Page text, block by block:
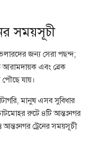
সময়সূচী
জন্য সেরা পছন্দ;
আরামদায়ক এবং ব্রেক
যায়।
মানুষ এসব সুবিধার
রুটে ৪টি আন্তঃনগর
ট্রেনের সময়সূচী